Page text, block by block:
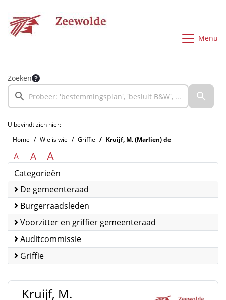
Menu
Zoeken
U bevindt zich hier:
Home
Wie is wie Griffie Kruijf, M. (Marlien) de
A A A
Categorieën
De gemeenteraad
Burgerraadsleden
Voorzitter en griffier gemeenteraad
Auditcommissie
Griffie
Kruijf, M.